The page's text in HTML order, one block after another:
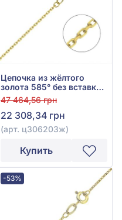
Цепочка из жёлтого
золота 585° без вставки,
арт. ц306203ж
47 464,56 грн
22 308,34 грн
(арт. ц306203ж)
Купить
-53%